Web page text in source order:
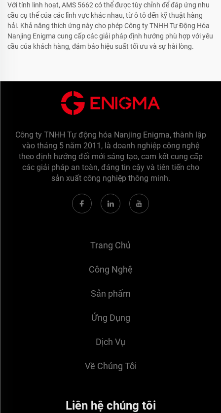
Với tính linh hoạt, AMS 5662 có thể được tùy chỉnh để đáp ứng nhu
cầu cụ thể của các lĩnh vực khác nhau, từ ô tô đến kỹ thuật hàng
hải. Khả năng thích ứng này cho phép Công ty TNHH Tự Động Hóa
Nanjing Enigma cung cấp các giải pháp định hướng phù hợp với yêu
cầu của khách hàng, đảm bảo hiệu suất tối ưu và sự hài lòng.
Công ty TNHH Tự động hóa Nanjing Enigma, thành lập
vào tháng 5 năm 2011, là doanh nghiệp công nghệ
theo định hướng đổi mới sáng tạo, cam kết cung cấp
các giải pháp an toàn, đáng tin cậy và tiên tiến cho
sản xuất công nghiệp thông minh.
Trang Chủ
Công Nghệ
Sản phẩm
Ứng Dụng
Dịch Vụ
Về Chúng Tôi
Liên hệ chúng tôi